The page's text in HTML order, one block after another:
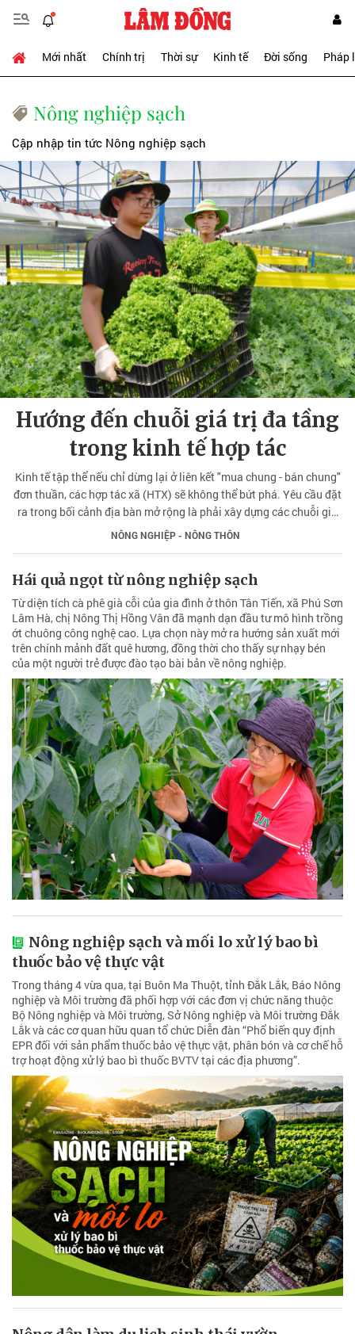
Mới nhất Chính trị Thời sự Kinh tế Đời sống Pháp
Nông nghiệp sạch
Cập nhập tin tức Nông nghiệp sạch
Hướng đến chuỗi giá trị đa tầng
trong kinh tế hợp tác
Kinh tế tập thể nếu chỉ dừng lại ở liên kết "mua chung - bán chung"
đơn thuần, các hợp tác xã (HTX) sẽ không thể bứt phá. Yêu cầu đặt
ra trong bối cảnh địa bàn mở rộng là phải xây dựng các chuỗi giá
trị đa tầng, nhằm tái thiết sức mạnh nông nghiệp từ kinh tế tập thể
(KTTT).
NÔNG NGHIỆP - NÔNG THÔN
Hái quả ngọt từ nông nghiệp sạch
Từ diện tích cà phê già cỗi của gia đình ở thôn Tân Tiến, xã Phú Sơn
Lâm Hà, chị Nông Thị Hồng Vân đã mạnh dạn đầu tư mô hình trồng
ớt chuông công nghệ cao. Lựa chọn này mở ra hướng sản xuất mới
trên chính mảnh đất quê hương, đồng thời cho thấy sự nhạy bén
của một người trẻ được đào tạo bài bản về nông nghiệp.
Nông nghiệp sạch và mối lo xử lý bao bì
thuốc bảo vệ thực vật
Trong tháng 4 vừa qua, tại Buôn Ma Thuột, tỉnh Đắk Lắk, Báo Nông
nghiệp và Môi trường đã phối hợp với các đơn vị chức năng thuộc
Bộ Nông nghiệp và Môi trường, Sở Nông nghiệp và Môi trường Đắk
Lắk và các cơ quan hữu quan tổ chức Diễn đàn “Phổ biến quy định
EPR đối với sản phẩm thuốc bảo vệ thực vật, phân bón và cơ chế hỗ
trợ hoạt động xử lý bao bì thuốc BVTV tại các địa phương”.